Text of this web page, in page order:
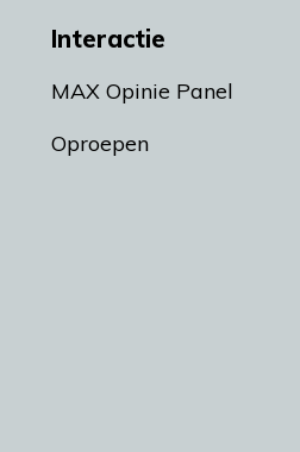
Interactie
MAX Opinie Panel
Oproepen